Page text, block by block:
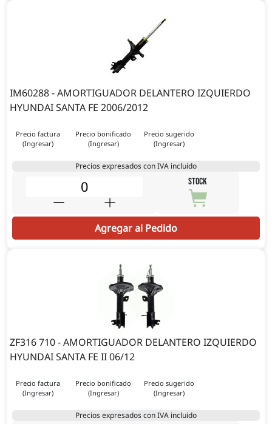
IM60288 - AMORTIGUADOR DELANTERO IZQUIERDO
HYUNDAI SANTA FE 2006/2012
Precio factura
(Ingresar)
Precio bonificado
(Ingresar)
Precio sugerido
(Ingresar)
Precios expresados con IVA incluido
STOCK
Agregar al Pedido
ZF316 710 - AMORTIGUADOR DELANTERO IZQUIERDO
HYUNDAI SANTA FE II 06/12
Precio factura
(Ingresar)
Precio bonificado
(Ingresar)
Precio sugerido
(Ingresar)
Precios expresados con IVA incluido